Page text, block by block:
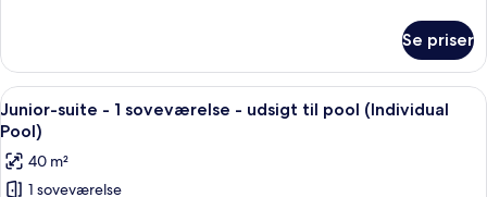
udsigt
til
pool
værelse
med
dobbeltseng
eller
enkeltsenge
Se priser
Indlæs
alle
billeder
af
Et moderne badeværelse med et
2
Junior-suite - 1 soveværelse - udsigt til pool (Individual
Pool)
40 m²
1 soveværelse